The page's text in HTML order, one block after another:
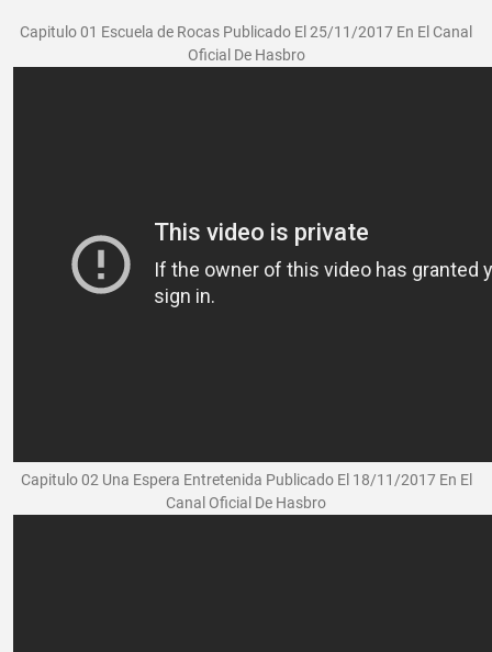
Capitulo 01 Escuela de Rocas Publicado El 25/11/2017 En El Canal
Oficial De Hasbro
Capitulo 02 Una Espera Entretenida Publicado El 18/11/2017 En El
Canal Oficial De Hasbro